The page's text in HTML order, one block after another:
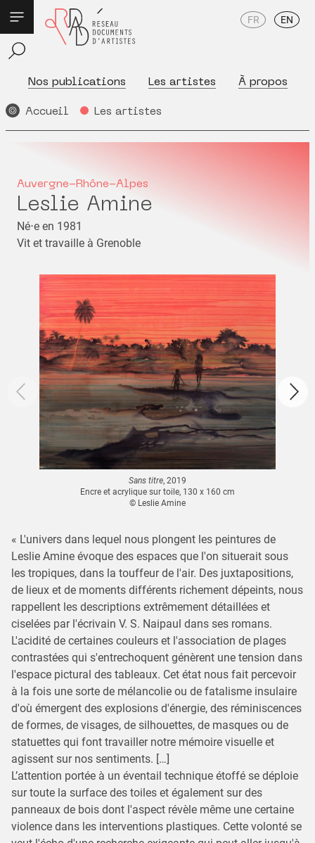
Nos publications Les artistes À propos
FR EN
Accueil Les artistes
Auvergne-Rhône-Alpes
Leslie Amine
Né⋅e en 1981
Vit et travaille à Grenoble
Sans titre, 2019
Encre et acrylique sur toile, 130 x 160 cm
© Leslie Amine
« L'univers dans lequel nous plongent les peintures de
Leslie Amine évoque des espaces que l'on situerait sous
les tropiques, dans la touffeur de l'air. Des juxtapositions,
de lieux et de moments différents richement dépeints, nous
rappellent les descriptions extrêmement détaillées et
ciselées par l'écrivain V. S. Naipaul dans ses romans.
L'acidité de certaines couleurs et l'association de plages
contrastées qui s'entrechoquent génèrent une tension dans
l'espace pictural des tableaux. Cet état nous fait percevoir
à la fois une sorte de mélancolie ou de fatalisme insulaire
d'où émergent des explosions d'énergie, des réminiscences
de formes, de visages, de silhouettes, de masques ou de
statuettes qui font travailler notre mémoire visuelle et
agissent sur nos sentiments. […]
L’attention portée à un éventail technique étoffé se déploie
sur toute la surface des toiles et également sur des
panneaux de bois dont l'aspect révèle même une certaine
violence dans les interventions plastiques. Cette volonté se